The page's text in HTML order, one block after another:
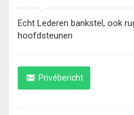
Echt Lederen bankstel, ook
hoofdsteunen
Privébericht